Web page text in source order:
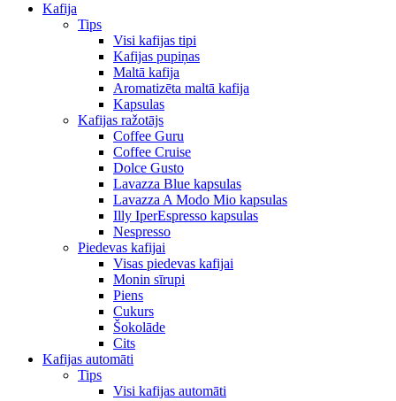
Kafija
Tips
Visi kafijas tipi
Kafijas pupiņas
Maltā kafija
Aromatizēta maltā kafija
Kapsulas
Kafijas ražotājs
Coffee Guru
Coffee Cruise
Dolce Gusto
Lavazza Blue kapsulas
Lavazza A Modo Mio kapsulas
Illy IperEspresso kapsulas
Nespresso
Piedevas kafijai
Visas piedevas kafijai
Monin sīrupi
Piens
Cukurs
Šokolāde
Cits
Kafijas automāti
Tips
Visi kafijas automāti